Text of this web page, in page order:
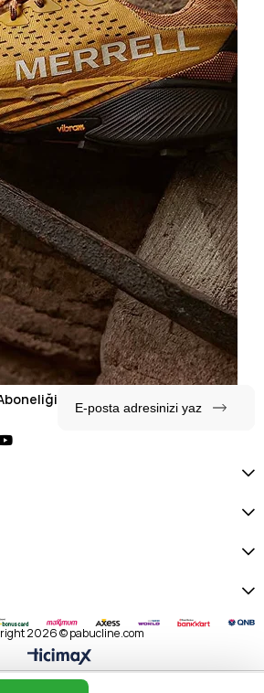
2026 © pabucline.com